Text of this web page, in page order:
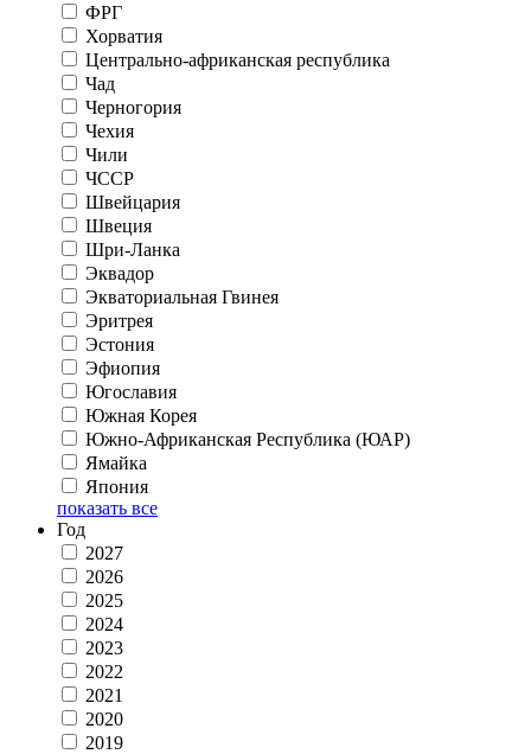
ФРГ
Хорватия
Центрально-африканская республика
Чад
Черногория
Чехия
Чили
ЧССР
Швейцария
Швеция
Шри-Ланка
Эквадор
Экваториальная Гвинея
Эритрея
Эстония
Эфиопия
Югославия
Южная Корея
Южно-Африканская Республика (ЮАР)
Ямайка
Япония
показать все
Год
2027
2026
2025
2024
2023
2022
2021
2020
2019